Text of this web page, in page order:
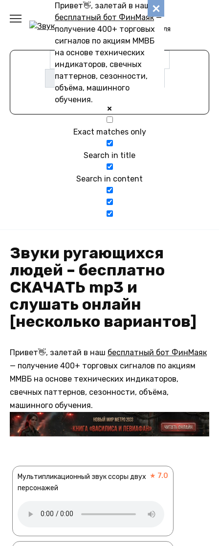
Привет👋, залетай в наш
бесплатный бот ФинМаяк—
получение 400+ торговых
сигналов по акциям ММВБ
на основе технических
индикаторов, свечных
паттернов, сезонности,
объёма, машинного
обучения.
содержанию
Звуковику
Коллекции звуков для
скачивания
Exact matches only
Search in title
Search in content
Звуки ругающихся
людей – бесплатно
СКАЧАТЬ mp3 и
слушать онлайн
[несколько вариантов]
Привет👋, залетай в наш бесплатный бот ФинМаяк
— получение 400+ торговых сигналов по акциям
ММВБ на основе технических индикаторов,
свечных паттернов, сезонности, объёма,
машинного обучения.
Мультипликационный звук ссоры двух
персонажей
★ 7.0